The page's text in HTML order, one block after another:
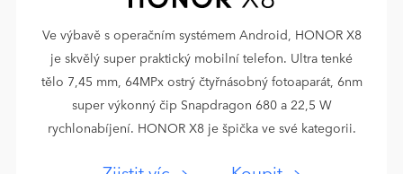
Ve výbavě s operačním systémem Android, HONOR X8
je skvělý super praktický mobilní telefon. Ultra tenké
tělo 7,45 mm, 64MPx ostrý čtyřnásobný fotoaparát, 6nm
super výkonný čip Snapdragon 680 a 22,5 W
rychlonabíjení. HONOR X8 je špička ve své kategorii.